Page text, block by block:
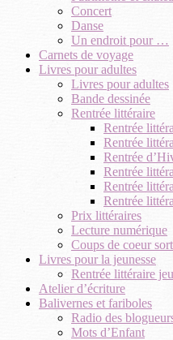
Concert
Danse
Un endroit pour …
Carnets de voyage
Livres pour adultes
Livres pour adultes
Bande dessinée
Rentrée littéraire
Rentrée
Rentrée
Rentrée
Rentrée
Rentrée
Rentrée
Prix littéraires
Lecture numérique
Coups de coeur
Livres pour la jeunesse
Rentrée littéraire
Atelier d’écriture
Balivernes et fariboles
Radio des
Mots d’Enfant